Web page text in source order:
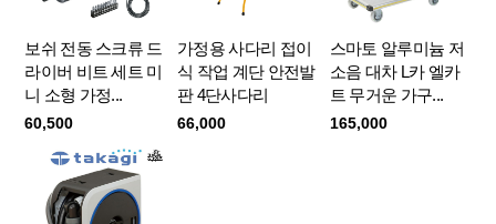
보쉬 전동 스크류 드
라이버 비트 세트 미
니 소형 가정...
60,500
가정용 사다리 접이
식 작업 계단 안전발
판 4단사다리
66,000
스마토 알루미늄 저
소음 대차 L카 엘카
트 무거운 가구...
165,000